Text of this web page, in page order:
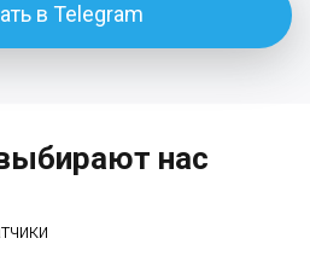
в Telegram
нас